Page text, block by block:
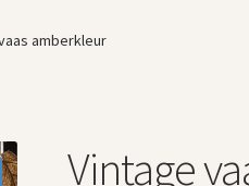
amberkleur
Vintage